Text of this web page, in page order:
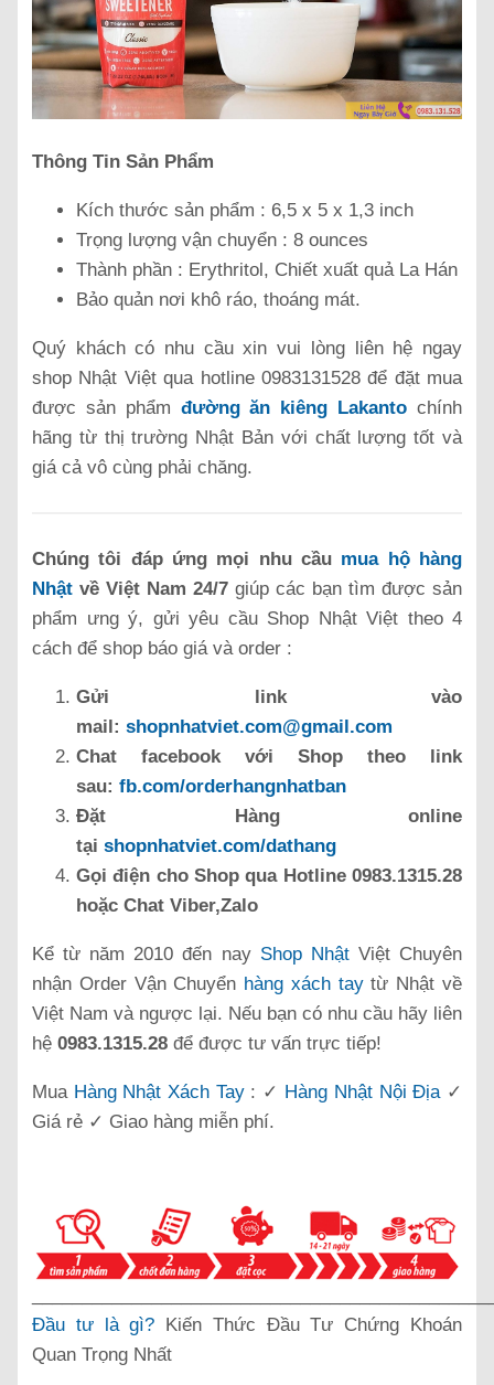
Thông Tin Sản Phẩm
Kích thước sản phẩm : 6,5 x 5 x 1,3 inch
Trọng lượng vận chuyển : 8 ounces
Thành phần : Erythritol, Chiết xuất quả La Hán
Bảo quản nơi khô ráo, thoáng mát.
Quý khách có nhu cầu xin vui lòng liên hệ ngay
shop Nhật Việt qua hotline 0983131528 để đặt mua
được sản phẩm đường ăn kiêng Lakanto chính
hãng từ thị trường Nhật Bản với chất lượng tốt và
giá cả vô cùng phải chăng.
Chúng tôi đáp ứng mọi nhu cầu mua hộ hàng
Nhật về Việt Nam 24/7 giúp các bạn tìm được sản
phẩm ưng ý, gửi yêu cầu Shop Nhật Việt theo 4
cách để shop báo giá và order :
Gửi link vào
mail: shopnhatviet.com@gmail.com
Chat facebook với Shop theo link
sau: fb.com/orderhangnhatban
Đặt Hàng online
tại shopnhatviet.com/dathang
Gọi điện cho Shop qua Hotline 0983.1315.28
hoặc Chat Viber,Zalo
Kể từ năm 2010 đến nay Shop NhậtViệt Chuyên
nhận Order Vận Chuyển hàng xách taytừ Nhật về
Việt Nam và ngược lại. Nếu bạn có nhu cầu hãy liên
hệ 0983.1315.28 để được tư vấn trực tiếp!
Mua Hàng Nhật Xách Tay: ✓ Hàng Nhật Nội Địa ✓
Giá rẻ ✓ Giao hàng miễn phí.
Đầu tư là gì? Kiến Thức Đầu Tư Chứng Khoán
Quan Trọng Nhất